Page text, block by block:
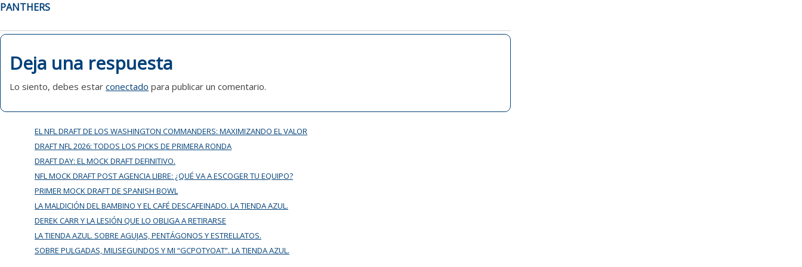
ENTRADAS
PANTHERS
Deja una respuesta
Lo siento, debes estar conectado para publicar un comentario.
EL NFL DRAFT DE LOS WASHINGTON COMMANDERS: MAXIMIZANDO EL VALOR
DRAFT NFL 2026: TODOS LOS PICKS DE PRIMERA RONDA
DRAFT DAY: EL MOCK DRAFT DEFINITIVO.
NFL MOCK DRAFT POST AGENCIA LIBRE: ¿QUÉ VA A ESCOGER TU EQUIPO?
PRIMER MOCK DRAFT DE SPANISH BOWL
LA MALDICIÓN DEL BAMBINO Y EL CAFÉ DESCAFEINADO. LA TIENDA AZUL.
DEREK CARR Y LA LESIÓN QUE LO OBLIGA A RETIRARSE
LA TIENDA AZUL. SOBRE AGUJAS, PENTÁGONOS Y ESTRELLATOS.
SOBRE PULGADAS, MILISEGUNDOS Y MI “GCPOTYOAT”. LA TIENDA AZUL.